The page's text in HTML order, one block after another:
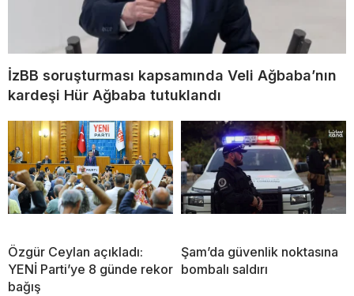
İzBB soruşturması kapsamında Veli Ağbaba’nın
kardeşi Hür Ağbaba tutuklandı
Özgür Ceylan açıkladı:
YENİ Parti’ye 8 günde rekor
bağış
Şam’da güvenlik noktasına
bombalı saldırı